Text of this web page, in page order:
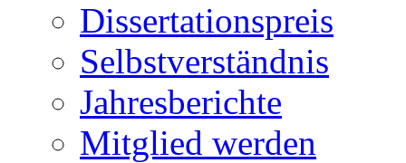
Dissertationspreis
Selbstverständnis
Jahresberichte
Mitglied werden